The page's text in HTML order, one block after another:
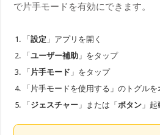
で片手モードを有効にできます。
「設定 」アプリを開く
「ユーザー補助 」をタップ
「 片手モード 」をタップ
「片手モードを使用する」のトグルを
「ジェスチャー 」または「ボタン 」